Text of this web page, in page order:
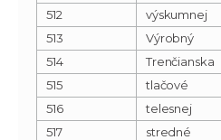
512
výskumnej
513
Výrobný
514
Trenčianska
515
tlačové
516
telesnej
517
stredné